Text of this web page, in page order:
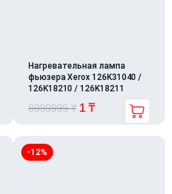
Нагревательная лампа
фьюзера Xerox 126K31040 /
126K18210 / 126K18211
9999999₸ 1 ₸
-12%